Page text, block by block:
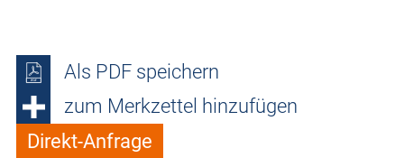
Als PDF speichern
zum Merkzettel hinzufügen
Direkt-Anfrage